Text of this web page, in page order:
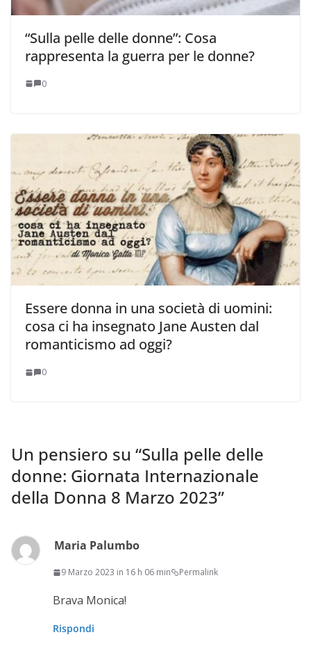
“Sulla pelle delle donne”: Cosa
rappresenta la guerra per le donne?
0
Essere donna in una società di uomini:
cosa ci ha insegnato Jane Austen dal
romanticismo ad oggi?
0
Un pensiero su “Sulla pelle delle
donne: Giornata Internazionale
della Donna 8 Marzo 2023”
Maria Palumbo
9 Marzo 2023 in 16 h 06 min Permalink
Brava Monica!
Rispondi